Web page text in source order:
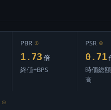
PBR ⊙
1.73 倍
終値÷BPS
PSR ⊙
0.71
時価総
高
⊙